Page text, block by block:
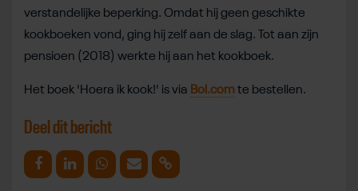
verstandelijke beperking. Omdat hij geen geschikte
kookboeken vond, ging hij zelf aan de slag. Tot aan zijn
pensioen (2018) werkte hij aan het kookboek.
Het boek 'Hoera ik kook!' is via Bol.comte bestellen.
Deel dit bericht
Deel op Facebook
Deel op LinkedinDeel op Whatsapp
Mail link Kopieer link